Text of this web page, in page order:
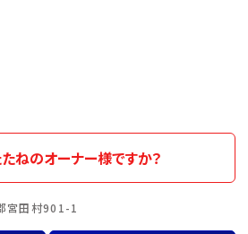
ねのオーナー様ですか？
宮田村901-1